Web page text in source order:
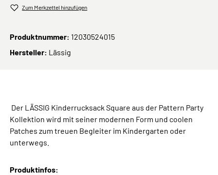
Zum Merkzettel hinzufügen
Produktnummer: 12030524015
Hersteller: Lässig
Der LÄSSIG Kinderrucksack Square aus der Pattern Party
Kollektion wird mit seiner modernen Form und coolen
Patches zum treuen Begleiter im Kindergarten oder
unterwegs.
Produktinfos: